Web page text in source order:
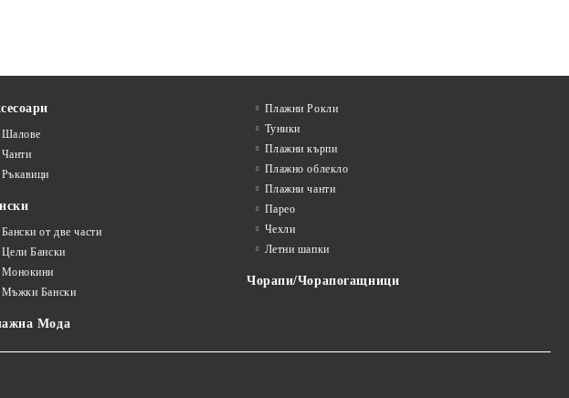
Шалове
Чанти
Ръкавици
Бански от две части
Цели Бански
Монокини
Мъжки Бански
Мода
Плажни Рокли
Туники
Плажни кърпи
Плажно облекло
Плажни чанти
Парео
Чехли
Летни шапки
Чорапи/Чорапогащници